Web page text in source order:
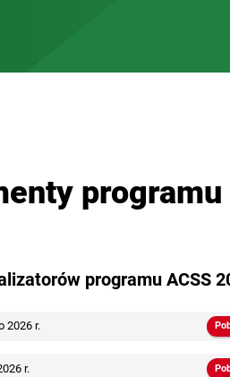
programu
programu ACSS
2026 r.
r.